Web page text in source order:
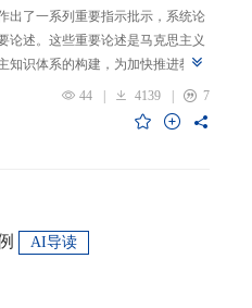
出了一系列重要指示批示，系统论
论述。这些重要论述是马克思主义
知识体系的构建，为加快推进教育
贡献。这些原创性贡献主要体现
，从政治价值、经济价值、文化价
略问题；第二，从认识论角度赋
、时代使命、最终目的，创新性
情遵循教育规律，提出了深化教
教育动力的激发、教育路径的规
44 | 4139 |
7
AI导读